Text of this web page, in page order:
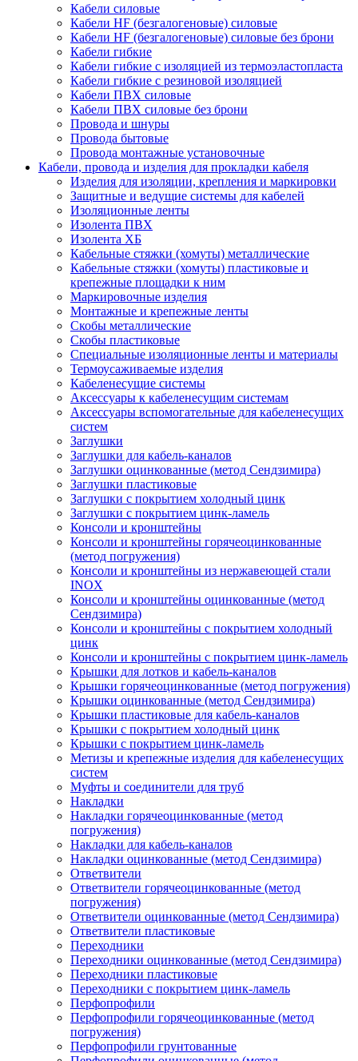
Кабели силовые
Кабели HF (безгалогеновые) силовые
Кабели HF (безгалогеновые) силовые без брони
Кабели гибкие
Кабели гибкие с изоляцией из термоэластопласта
Кабели гибкие с резиновой изоляцией
Кабели ПВХ силовые
Кабели ПВХ силовые без брони
Провода и шнуры
Провода бытовые
Провода монтажные установочные
Кабели, провода и изделия для прокладки кабеля
Изделия для изоляции, крепления и маркировки
Защитные и ведущие системы для кабелей
Изоляционные ленты
Изолента ПВХ
Изолента ХБ
Кабельные стяжки (хомуты) металлические
Кабельные стяжки (хомуты) пластиковые и
крепежные площадки к ним
Маркировочные изделия
Монтажные и крепежные ленты
Скобы металлические
Скобы пластиковые
Специальные изоляционные ленты и материалы
Термоусаживаемые изделия
Кабеленесущие системы
Аксессуары к кабеленесущим системам
Аксессуары вспомогательные для кабеленесущих
систем
Заглушки
Заглушки для кабель-каналов
Заглушки оцинкованные (метод Сендзимира)
Заглушки пластиковые
Заглушки с покрытием холодный цинк
Заглушки с покрытием цинк-ламель
Консоли и кронштейны
Консоли и кронштейны горячеоцинкованные
(метод погружения)
Консоли и кронштейны из нержавеющей стали
INOX
Консоли и кронштейны оцинкованные (метод
Сендзимира)
Консоли и кронштейны с покрытием холодный
цинк
Консоли и кронштейны с покрытием цинк-ламель
Крышки для лотков и кабель-каналов
Крышки горячеоцинкованные (метод погружения)
Крышки оцинкованные (метод Сендзимира)
Крышки пластиковые для кабель-каналов
Крышки с покрытием холодный цинк
Крышки с покрытием цинк-ламель
Метизы и крепежные изделия для кабеленесущих
систем
Муфты и соединители для труб
Накладки
Накладки горячеоцинкованные (метод
погружения)
Накладки для кабель-каналов
Накладки оцинкованные (метод Сендзимира)
Ответвители
Ответвители горячеоцинкованные (метод
погружения)
Ответвители оцинкованные (метод Сендзимира)
Ответвители пластиковые
Переходники
Переходники оцинкованные (метод Сендзимира)
Переходники пластиковые
Переходники с покрытием цинк-ламель
Перфопрофили
Перфопрофили горячеоцинкованные (метод
погружения)
Перфопрофили грунтованные